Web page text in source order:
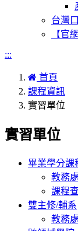
台灣
【官
:::
首頁
課程資訊
實習單位
實習單位
畢業學分課
教務
課程
雙主修/輔系
教務